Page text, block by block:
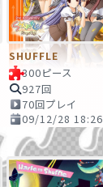
SHUFFLE
300ピース
927回
70回プレイ
09/12/28 18:26